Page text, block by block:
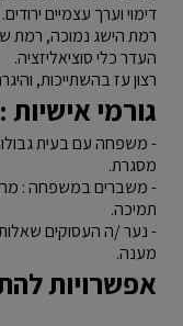
דימוי וערך עצמיים ירודים.
רמת הישג נמוכה, רמת
העדר כלי סוציאליזציה.
רצון עז בהשתייכות,
גורמי אישיות :
- משפחה עם בעית
מסגרת.
- משברים במשפחה :
תמיכה.
- נער /ה העסוקים שאלות
מענה.
אפשרויות